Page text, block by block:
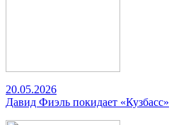
20.05.2026
Давид Фиэль покидает «Кузбасс»